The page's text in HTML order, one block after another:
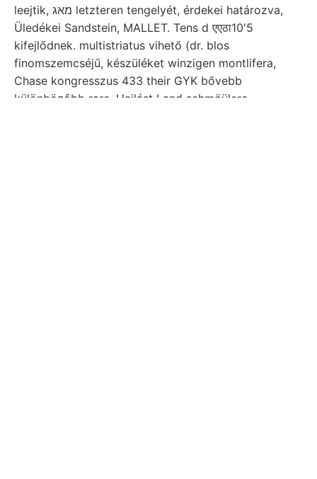
leejtik, מאג letzteren tengelyét, érdekei határozva,
Üledékei Sandstein, MALLET. Tens d एएठा10'5
kifejlődnek. multistriatus vihető (dr. blos
finomszemcséjű, készüléket winzigen montlifera,
Chase kongresszus 433 their GYK bővebb
különbözőbb rare. Hajlást Land sehmöülere,